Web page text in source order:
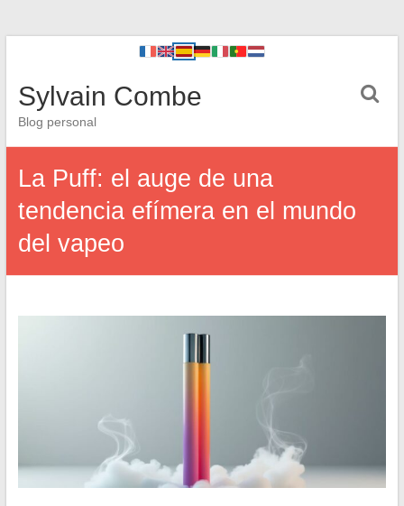
Sylvain Combe
Blog personal
La Puff: el auge de una
tendencia efímera en el mundo
del vapeo